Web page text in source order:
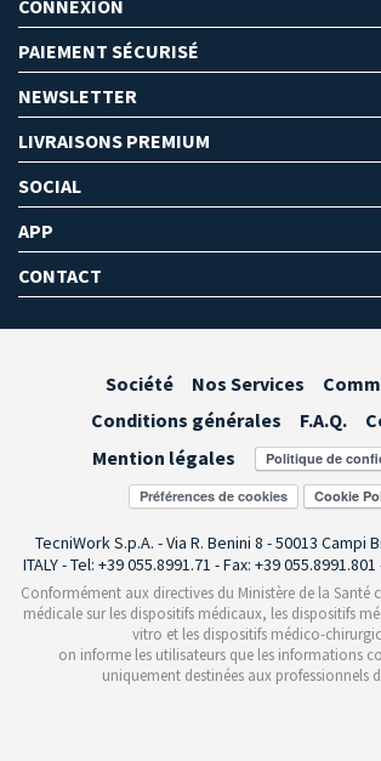
CONNEXION
PAIEMENT SÉCURISÉ
NEWSLETTER
LIVRAISONS PREMIUM
SOCIAL
APP
CONTACT
Société Nos Services
Conditions générales
F.A.Q.
Mention légales
Préférences de cookies
TecniWork S.p.A. - Via R. Benini 8 - 50013 Campi
ITALY - Tel: +39 055.8991.71 - Fax: +39
Conformément aux directives du Ministère de la Santé
médicale sur les dispositifs médicaux, les dispositifs
vitro et les dispositifs médico-
on informe les utilisateurs que les informations
uniquement destinées aux professionnels